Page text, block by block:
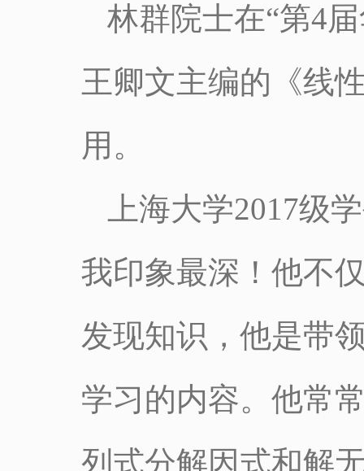
林群院士在“第4
王卿文主编的《线
用。
上海大学2017级
我印象最深！他不
发现知识，他是带
学习的内容。他常
列式分解因式和解